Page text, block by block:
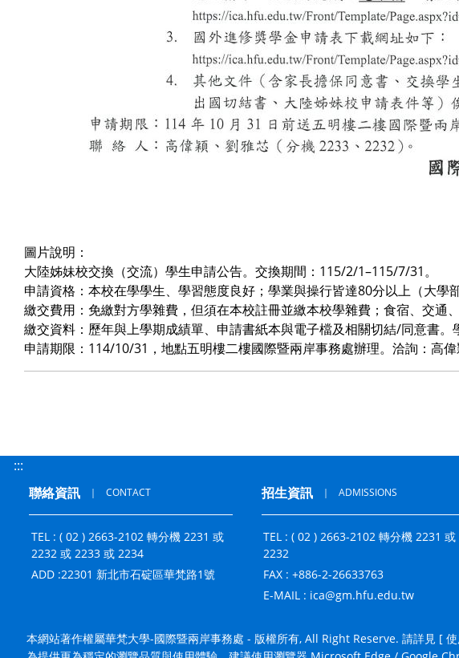
圖片說明：
大陸姊妹校交換（交流）學生申請公告。交換期間：115/2/1–115/7/31。
申請資格：本校在學學生、學習態度良好；學業與操行皆達80分以上（大學
繳交費用：免繳對方學雜費，但須在本校註冊並繳本校學雜費；食宿、交通
繳交資料：歷年與上學期成績單、申請書紙本與電子檔及相關切結/同意書。
申請期限：114/10/31，地點五明樓二樓國際暨兩岸事務處辦理。洽詢：高偉
:::
聯絡資訊
｜ CONTACT
TEL : ( 02 ) 2663-2102 轉分機 2231 或
2232 或 2233 或 2234
ADD :22301 新北市石碇區華梵路1號
招生資訊 ｜ ADMISSIONS
TEL : ( 02 ) 2663-2102 轉分機 2231 或
2232
FAX : +886-2-26633763
E-MAIL : ica@gm.hfu.edu.tw
本網站著作權屬華梵大學-國際暨兩岸事務處 - 版權所有, All Right Reserve. 請詳見 [